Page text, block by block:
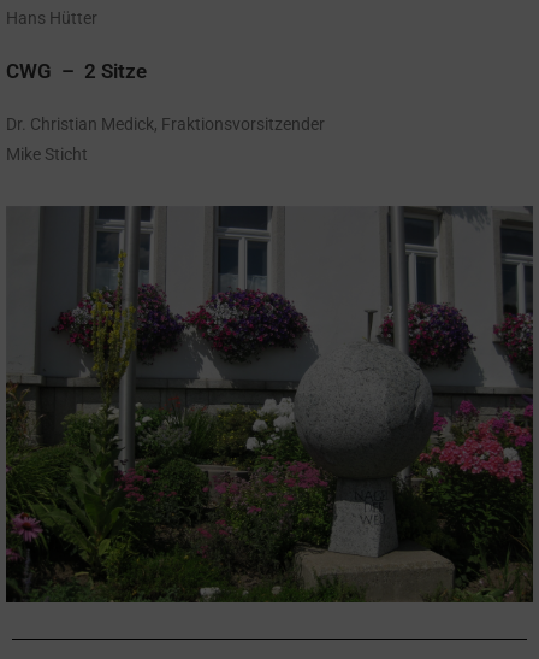
Hans Hütter
CWG – 2 Sitze
Dr. Christian Medick, Fraktionsvorsitzender
Mike Sticht